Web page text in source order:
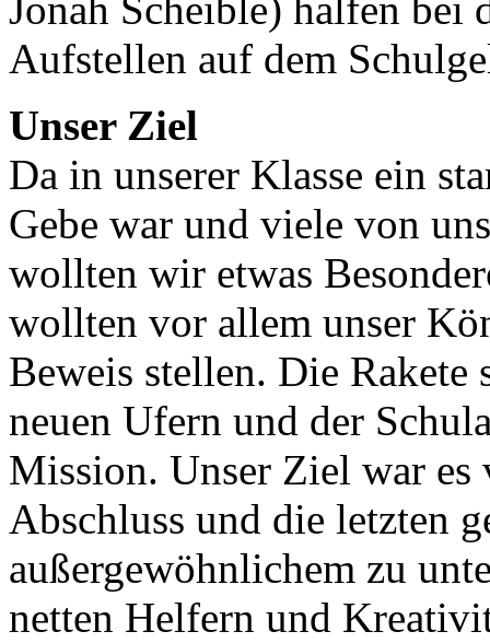
Jonah Scheible) halfen bei
Aufstellen auf dem
Unser Ziel
Da in unserer Klasse ein
Gebe war und viele von
wollten wir etwas
wollten vor allem unser
Beweis stellen. Die
neuen Ufern und der
Mission. Unser Ziel war es
Abschluss und die letzten
außergewöhnlichem zu
netten Helfern und